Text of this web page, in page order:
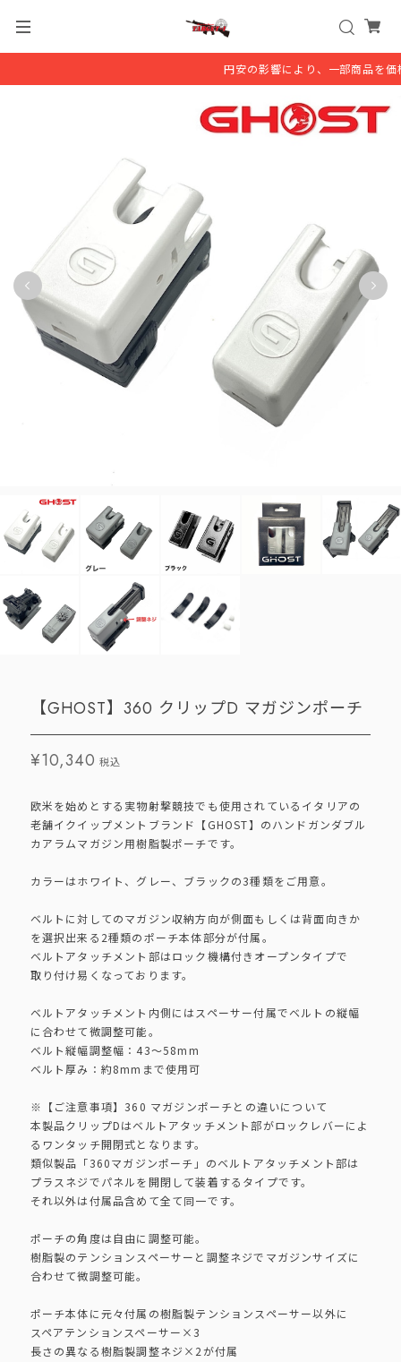
円安の影響により、一部商品を価
【GHOST】360 クリップD マガジンポーチ
¥10,340 税込
欧米を始めとする実物射撃競技でも使用されているイタリアの
老舗イクイップメントブランド【GHOST】のハンドガンダブル
カアラムマガジン用樹脂製ポーチです。
カラーはホワイト、グレー、ブラックの3種類をご用意。
ベルトに対してのマガジン収納方向が側面もしくは背面向きか
を選択出来る2種類のポーチ本体部分が付属。
ベルトアタッチメント部はロック機構付きオープンタイプで
取り付け易くなっております。
ベルトアタッチメント内側にはスペーサー付属でベルトの縦幅
に合わせて微調整可能。
ベルト縦幅調整幅：43～58mm
ベルト厚み：約8mmまで使用可
※【ご注意事項】360 マガジンポーチとの違いについて
本製品クリップDはベルトアタッチメント部がロックレバーによ
るワンタッチ開閉式となります。
類似製品「360マガジンポーチ」のベルトアタッチメント部は
プラスネジでパネルを開閉して装着するタイプです。
それ以外は付属品含めて全て同一です。
ポーチの角度は自由に調整可能。
樹脂製のテンションスペーサーと調整ネジでマガジンサイズに
合わせて微調整可能。
ポーチ本体に元々付属の樹脂製テンションスペーサー以外に
スペアテンションスペーサー×3
長さの異なる樹脂製調整ネジ×2が付属